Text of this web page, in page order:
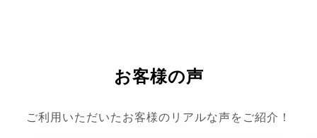
お客様の声
ご利用いただいたお客様のリアルな声をご紹介！